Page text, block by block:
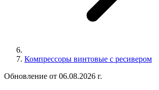
Компрессоры винтовые с ресивером
Обновление от 06.08.2026 г.